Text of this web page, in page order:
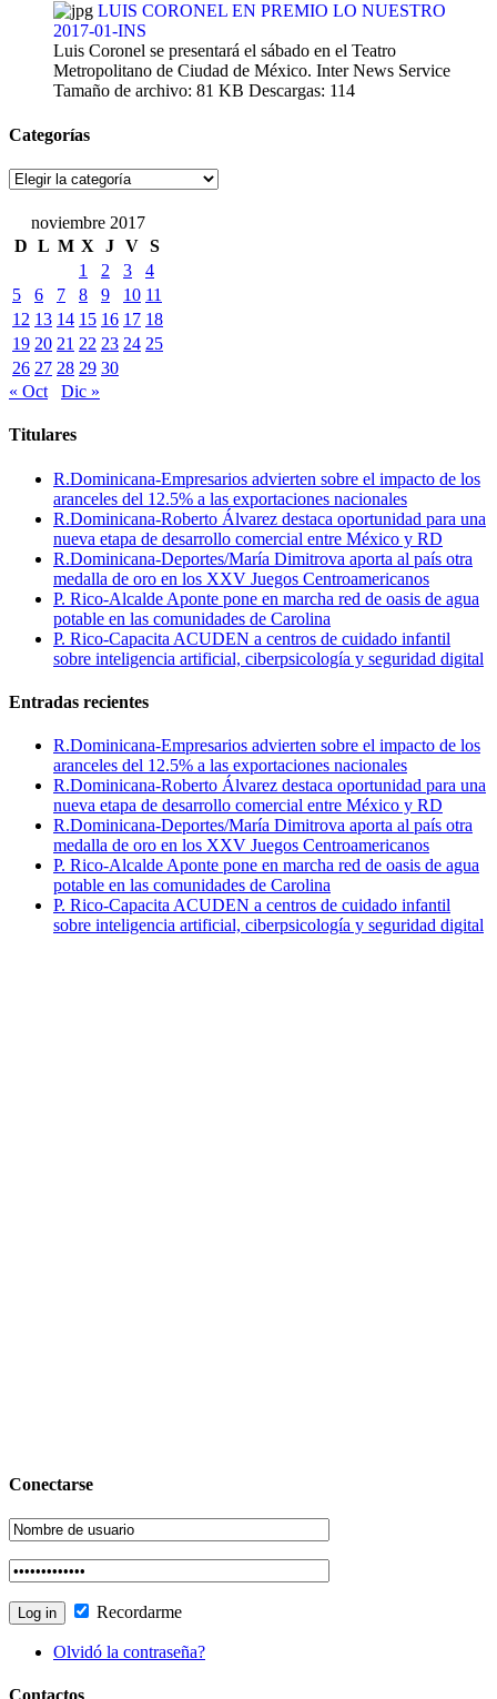
LUIS CORONEL EN PREMIO LO NUESTRO
2017-01-INS
Luis Coronel se presentará el sábado en el Teatro
Metropolitano de Ciudad de México. Inter News Service
Tamaño de archivo: 81 KB Descargas: 114
Categorías
Categorías
noviembre 2017
D L M X J V S
1
2 3
4
5
6 7 8 9 10 11
12 13 14 15 16 17 18
19 20 21 22 23 24 25
26 27 28 29 30
« Oct
Dic »
Titulares
R.Dominicana-Empresarios advierten sobre el impacto de los
aranceles del 12.5% a las exportaciones nacionales
R.Dominicana-Roberto Álvarez destaca oportunidad para una
nueva etapa de desarrollo comercial entre México y RD
R.Dominicana-Deportes/María Dimitrova aporta al país otra
medalla de oro en los XXV Juegos Centroamericanos
P. Rico-Alcalde Aponte pone en marcha red de oasis de agua
potable en las comunidades de Carolina
P. Rico-Capacita ACUDEN a centros de cuidado infantil
sobre inteligencia artificial, ciberpsicología y seguridad digital
Entradas recientes
R.Dominicana-Empresarios advierten sobre el impacto de los
aranceles del 12.5% a las exportaciones nacionales
R.Dominicana-Roberto Álvarez destaca oportunidad para una
nueva etapa de desarrollo comercial entre México y RD
R.Dominicana-Deportes/María Dimitrova aporta al país otra
medalla de oro en los XXV Juegos Centroamericanos
P. Rico-Alcalde Aponte pone en marcha red de oasis de agua
potable en las comunidades de Carolina
P. Rico-Capacita ACUDEN a centros de cuidado infantil
sobre inteligencia artificial, ciberpsicología y seguridad digital
Conectarse
Recordarme
Olvidó la contraseña?
Contactos